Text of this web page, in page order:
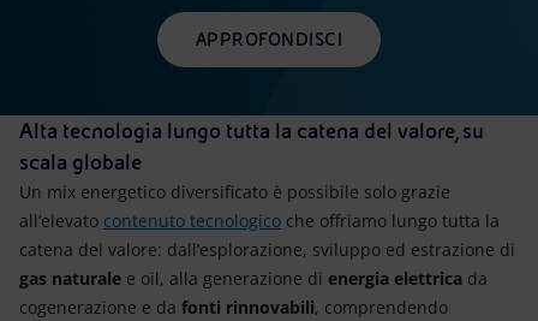
APPROFONDISCI
Alta tecnologia lungo tutta la catena del valore, su
scala globale
Un mix energetico diversificato è possibile solo grazie
all’elevato contenuto tecnologico che offriamo lungo tutta la
catena del valore: dall’esplorazione, sviluppo ed estrazione di
gas naturale e oil, alla generazione di energia elettrica da
cogenerazione e da fonti rinnovabili, comprendendo